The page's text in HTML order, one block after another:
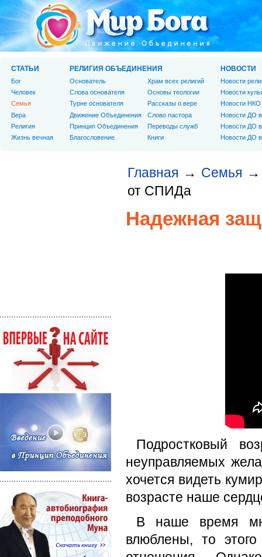
Главная → Семья →
от СПИДа
Надежная
Подростковый
неуправляемых
хочется видеть
возрасте наше
В наше время
влюблены, то
СТАТЬИ
Бог
Человек
Cемья
Вера
Религия
Жизнь вечная
РЕЛИГИЯ ОБЪЕДИНЕНИЯ
Основатель
Слова основателя
Турне основателя
Движение Объединения
Принцип Объединения
Благословение
Храм всех религий
Основы теологии
Рассказы о вере
Слово пастора
Переводы служб
Книги
НОВОСТИ
Новости
Новости
Новости НКО
Новости ДО
Новости ДО
Новости ДО